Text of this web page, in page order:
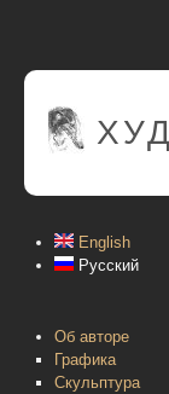
English
Русский
Об авторе
Графика
Скульптура